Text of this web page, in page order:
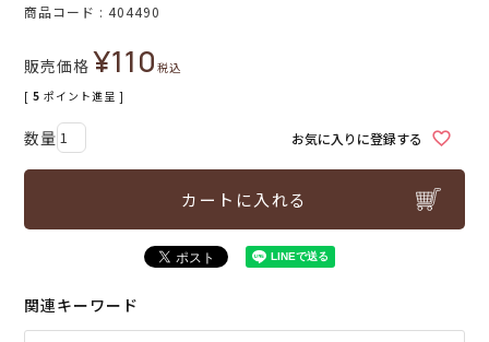
商品コード 404490
販売価格 ¥110税込
[ 5 ポイント進呈 ]
お気に入りに登録する
カートに入れる
関連キーワード